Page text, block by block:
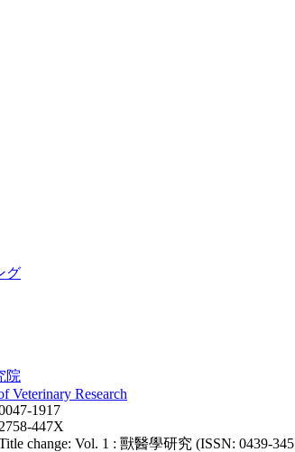
グ
院
Veterinary Research
1917
2758-447X
change: Vol. 1 : 獸醫學研究 (ISSN: 0439-